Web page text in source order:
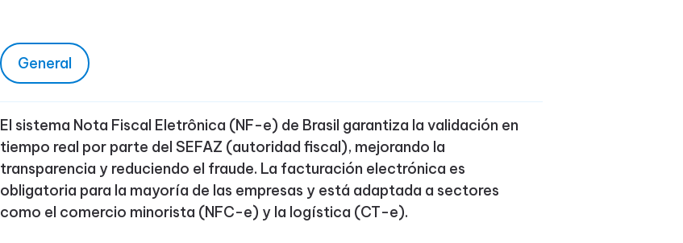
General
El sistema Nota Fiscal Eletrônica (NF-e) de Brasil garantiza la validación en
tiempo real por parte del SEFAZ (autoridad fiscal), mejorando la
transparencia y reduciendo el fraude. La facturación electrónica es
obligatoria para la mayoría de las empresas y está adaptada a sectores
como el comercio minorista (NFC-e) y la logística (CT-e).